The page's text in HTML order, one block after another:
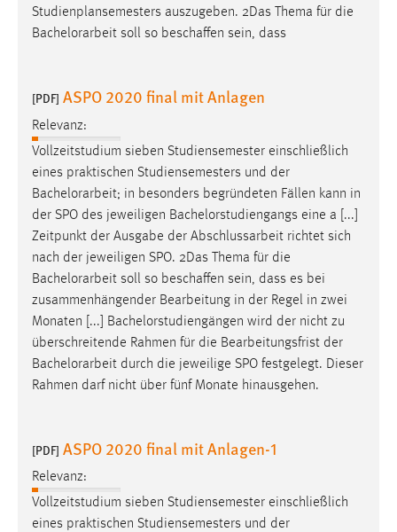
Studienplansemesters auszugeben. 2Das Thema für die
Bachelorarbeit soll so beschaffen sein, dass
[PDF] ASPO 2020 final mit Anlagen
Relevanz:
Vollzeitstudium sieben Studiensemester einschließlich
eines praktischen Studiensemesters und der
Bachelorarbeit; in besonders begründeten Fällen kann in
der SPO des jeweiligen Bachelorstudiengangs eine a [...]
Zeitpunkt der Ausgabe der Abschlussarbeit richtet sich
nach der jeweiligen SPO. 2Das Thema für die
Bachelorarbeit soll so beschaffen sein, dass es bei
zusammenhängender Bearbeitung in der Regel in zwei
Monaten [...] Bachelorstudiengängen wird der nicht zu
überschreitende Rahmen für die Bearbeitungsfrist der
Bachelorarbeit durch die jeweilige SPO festgelegt. Dieser
Rahmen darf nicht über fünf Monate hinausgehen.
[PDF] ASPO 2020 final mit Anlagen-1
Relevanz:
Vollzeitstudium sieben Studiensemester einschließlich
eines praktischen Studiensemesters und der